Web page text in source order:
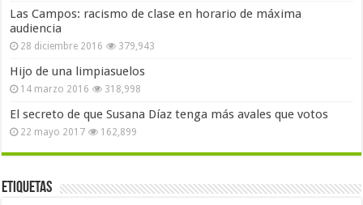
Las Campos: racismo de clase en horario de máxima
audiencia
28 diciembre 2016 379,943
Hijo de una limpiasuelos
14 marzo 2016 318,998
El secreto de que Susana Díaz tenga más avales que votos
22 mayo 2017 162,899
Etiquetas